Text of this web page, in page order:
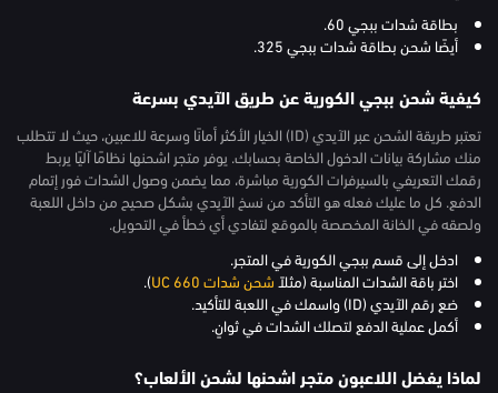
بطاقة شدات ببجي 60.
أيضًا شحن بطاقة شدات ببجي 325.
كيفية شحن ببجي الكورية عن طريق الآيدي بسرعة
تعتبر طريقة الشحن عبر الآيدي (ID) الخيار الأكثر أمانًا وسرعة للاعبين، حيث لا تتطلب
منك مشاركة بيانات الدخول الخاصة بحسابك. يوفر متجر اشحنها نظامًا آليًا يربط
رقمك التعريفي بالسيرفرات الكورية مباشرة، مما يضمن وصول الشدات فور إتمام
الدفع. كل ما عليك فعله هو التأكد من نسخ الآيدي بشكل صحيح من داخل اللعبة
ولصقه في الخانة المخصصة بالموقع لتفادي أي خطأ في التحويل.
ادخل إلى قسم ببجي الكورية في المتجر.
اختر باقة الشدات المناسبة (مثلاًشحن شدات 660 UC
).
ضع رقم الآيدي (ID) واسمك في اللعبة للتأكيد.
أكمل عملية الدفع لتصلك الشدات في ثوانٍ.
لماذا يفضل اللاعبون متجر اشحنها لشحن الألعاب؟